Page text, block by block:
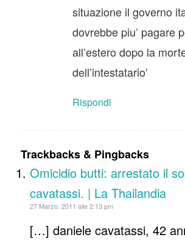
situazione il governo
dovrebbe piu’ pagare
all’estero dopo la
dell’intestatario’
Rispondi
Trackbacks & Pingbacks
Omicidio butti: arrestato il
cavatassi. | La Thailandia
27 Marzo, 2011 alle 2:13 pm
[…] daniele cavatassi, 42